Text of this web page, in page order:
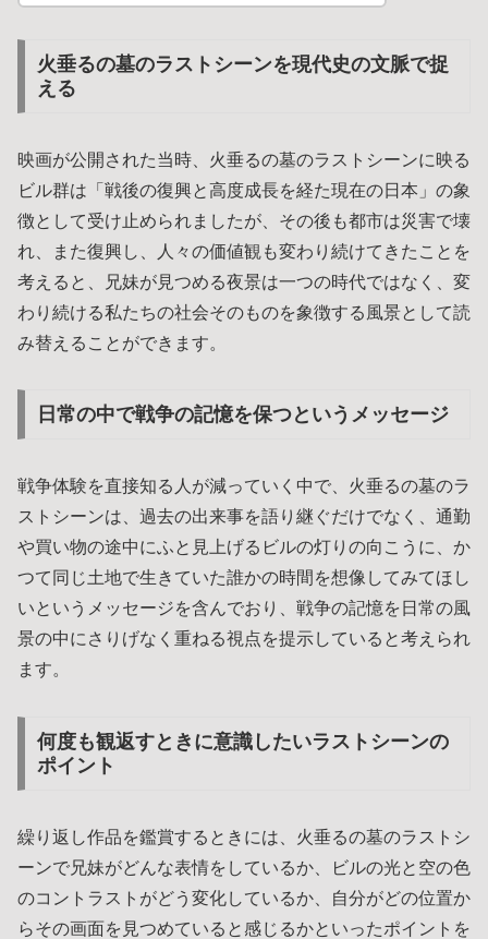
火垂るの墓のラストシーンを現代史の文脈で捉
える
映画が公開された当時、火垂るの墓のラストシーンに映る
ビル群は「戦後の復興と高度成長を経た現在の日本」の象
徴として受け止められましたが、その後も都市は災害で壊
れ、また復興し、人々の価値観も変わり続けてきたことを
考えると、兄妹が見つめる夜景は一つの時代ではなく、変
わり続ける私たちの社会そのものを象徴する風景として読
み替えることができます。
日常の中で戦争の記憶を保つというメッセージ
戦争体験を直接知る人が減っていく中で、火垂るの墓のラ
ストシーンは、過去の出来事を語り継ぐだけでなく、通勤
や買い物の途中にふと見上げるビルの灯りの向こうに、か
つて同じ土地で生きていた誰かの時間を想像してみてほし
いというメッセージを含んでおり、戦争の記憶を日常の風
景の中にさりげなく重ねる視点を提示していると考えられ
ます。
何度も観返すときに意識したいラストシーンの
ポイント
繰り返し作品を鑑賞するときには、火垂るの墓のラストシ
ーンで兄妹がどんな表情をしているか、ビルの光と空の色
のコントラストがどう変化しているか、自分がどの位置か
らその画面を見つめていると感じるかといったポイントを